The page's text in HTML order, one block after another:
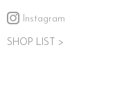
Instagram
SHOP LIST >